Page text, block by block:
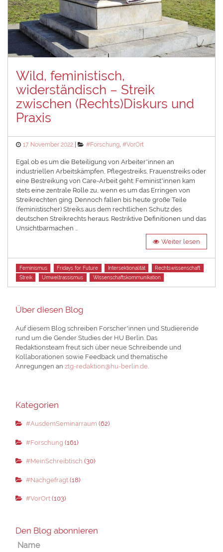
Wild, feministisch,
widerständisch – Streik
zwischen (Rechts)Diskurs und
Praxis
Posted
17. November 2022 Categories
#Forschung ,#VorOrt
Egal ob es um die Beteiligung von Arbeiter*innen an
industriellen Arbeitskämpfen, Pflegestreiks, Frauenstreiks oder
eine Bestreikung von Care-Arbeit geht: Feminist*innen kam
stets eine zentrale Rolle zu, wenn es um das Erringen von
Streikrechten ging. Dennoch fallen bis heute große Teile
(feministischer) Streiks aus dem rechtlichen Schutz des
deutschen Streikrechts heraus. Restriktive Definitionen und das
Unsichtbarmachen …
Weiter lesen
Tags
Feminismus Fridays for Future Intersektionalität
Rechtswissenschaft
Streik
Umweltrassismus Wissenschaftskommunikation
Über diesen Blog
Auf diesem Blog schreiben Forscher*innen und Studierende
rund um die Gender Studies der HU Berlin. Das
Redaktionsteam freut sich über neue Schreibende und
Kollaborationen sowie Feedback und thematische
Anregungen anztg-redaktion@hu-berlin.de.
Kategorien
#AusdemSeminarraum (62)
#Forschung (161)
#MeinSchreibtisch (30)
#Nachgefragt(18)
#VorOrt(103)
Den Blog abonnieren
Name